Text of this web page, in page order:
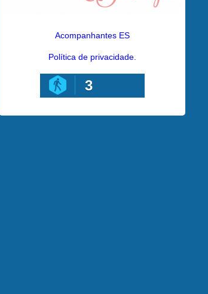
Acompanhantes ES
Política de privacidade.
3